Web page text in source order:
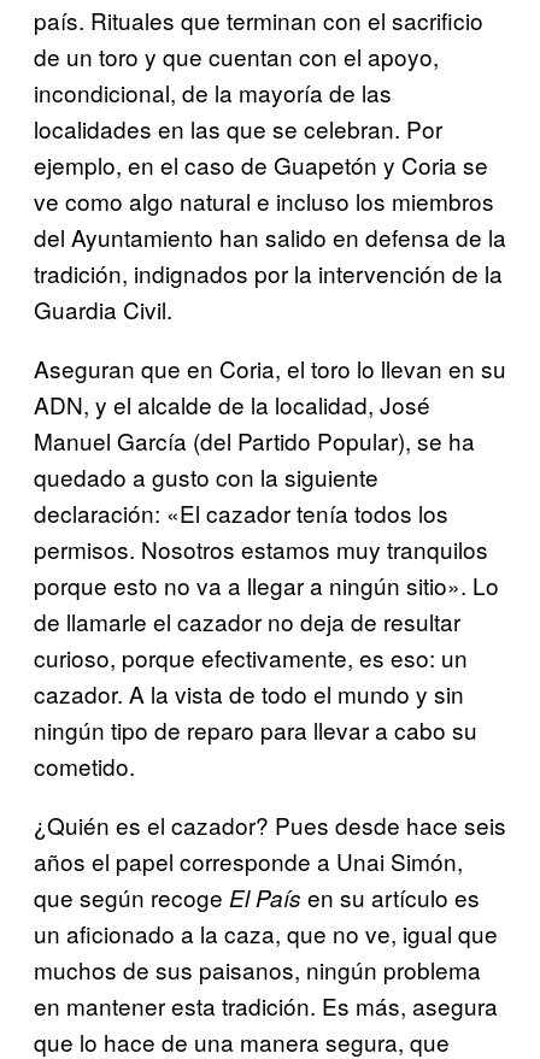
país. Rituales que terminan con el sacrificio
de un toro y que cuentan con el apoyo,
incondicional, de la mayoría de las
localidades en las que se celebran. Por
ejemplo, en el caso de Guapetón y Coria se
ve como algo natural e incluso los miembros
del Ayuntamiento han salido en defensa de la
tradición, indignados por la intervención de la
Guardia Civil.
Aseguran que en Coria, el toro lo llevan en su
ADN, y el alcalde de la localidad, José
Manuel García (del Partido Popular), se ha
quedado a gusto con la siguiente
declaración: «El cazador tenía todos los
permisos. Nosotros estamos muy tranquilos
porque esto no va a llegar a ningún sitio». Lo
de llamarle el cazador no deja de resultar
curioso, porque efectivamente, es eso: un
cazador. A la vista de todo el mundo y sin
ningún tipo de reparo para llevar a cabo su
cometido.
¿Quién es el cazador? Pues desde hace seis
años el papel corresponde a Unai Simón,
que según recoge El País en su artículo es
un aficionado a la caza, que no ve, igual que
muchos de sus paisanos, ningún problema
en mantener esta tradición. Es más, asegura
que lo hace de una manera segura, que